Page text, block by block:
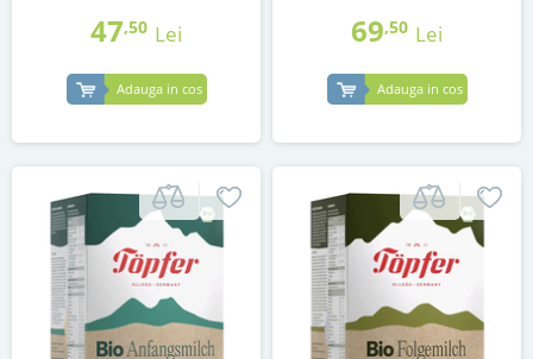
47,50 Lei
Adauga in cos
69,50 Lei
Adauga in cos